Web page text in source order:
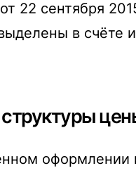
22 сентября
в
оформлении